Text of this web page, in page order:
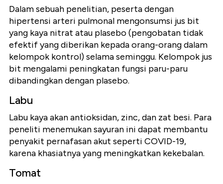
Dalam sebuah penelitian, peserta dengan
hipertensi arteri pulmonal mengonsumsi jus bit
yang kaya nitrat atau plasebo (pengobatan tidak
efektif yang diberikan kepada orang-orang dalam
kelompok kontrol) selama seminggu. Kelompok jus
bit mengalami peningkatan fungsi paru-paru
dibandingkan dengan plasebo.
Labu
Labu kaya akan antioksidan, zinc, dan zat besi. Para
peneliti menemukan sayuran ini dapat membantu
penyakit pernafasan akut seperti COVID-19,
karena khasiatnya yang meningkatkan kekebalan.
Tomat